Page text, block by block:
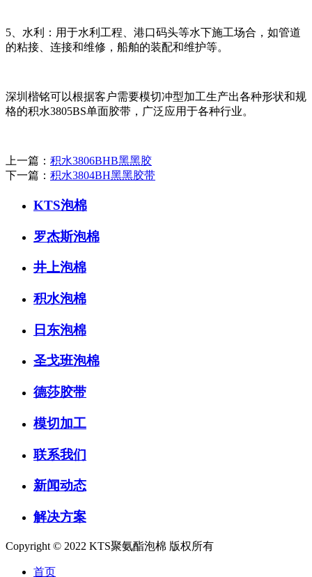
5、水利：用于水利工程、港口码头等水下施工场合，如管道
的粘接、连接和维修，船舶的装配和维护等。
深圳楷铭可以根据客户需要模切冲型加工生产出各种形状和规
格的积水3805BS单面胶带，广泛应用于各种行业。
上一篇： 积水3806BHB黑黑胶
下一篇： 积水3804BH黑黑胶带
KTS泡棉
罗杰斯泡棉
井上泡棉
积水泡棉
日东泡棉
圣戈班泡棉
德莎胶带
模切加工
联系我们
新闻动态
解决方案
Copyright © 2022 KTS聚氨酯泡棉 版权所有
首页